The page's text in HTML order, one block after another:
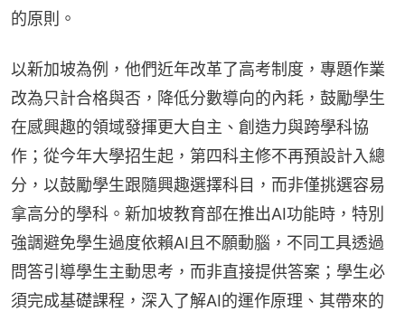
的原則。
以新加坡為例，他們近年改革了高考制度，專題作業
改為只計合格與否，降低分數導向的內耗，鼓勵學生
在感興趣的領域發揮更大自主、創造力與跨學科協
作；從今年大學招生起，第四科主修不再預設計入總
分，以鼓勵學生跟隨興趣選擇科目，而非僅挑選容易
拿高分的學科。新加坡教育部在推出AI功能時，特別
強調避免學生過度依賴AI且不願動腦，不同工具透過
問答引導學生主動思考，而非直接提供答案；學生必
須完成基礎課程，深入了解AI的運作原理、其帶來的